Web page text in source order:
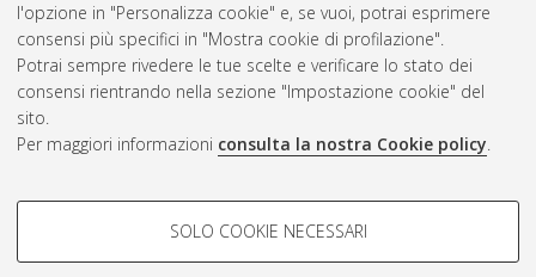
l'opzione in "Personalizza cookie" e, se vuoi, potrai esprimere
consensi più specifici in "Mostra cookie di profilazione".
Potrai sempre rivedere le tue scelte e verificare lo stato dei
consensi rientrando nella sezione "Impostazione cookie" del
sito.
Per maggiori informazioni consulta la nostra Cookie policy.
COOKIE DI PROFILAZIONE -
SOLO COOKIE NECESSARI
Rss 1.0
Rss 2.0
AMS Laurea
Impostazioni Cookie
Informativa sulla privacy
Condizioni d’uso del sito